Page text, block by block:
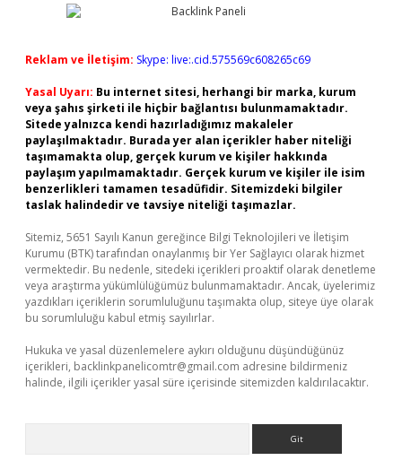
Reklam ve İletişim: Skype: live:.cid.575569c608265c69
Yasal Uyarı: Bu internet sitesi, herhangi bir marka, kurum
veya şahıs şirketi ile hiçbir bağlantısı bulunmamaktadır.
Sitede yalnızca kendi hazırladığımız makaleler
paylaşılmaktadır. Burada yer alan içerikler haber niteliği
taşımamakta olup, gerçek kurum ve kişiler hakkında
paylaşım yapılmamaktadır. Gerçek kurum ve kişiler ile isim
benzerlikleri tamamen tesadüfidir. Sitemizdeki bilgiler
taslak halindedir ve tavsiye niteliği taşımazlar.
Sitemiz, 5651 Sayılı Kanun gereğince Bilgi Teknolojileri ve İletişim
Kurumu (BTK) tarafından onaylanmış bir Yer Sağlayıcı olarak hizmet
vermektedir. Bu nedenle, sitedeki içerikleri proaktif olarak denetleme
veya araştırma yükümlülüğümüz bulunmamaktadır. Ancak, üyelerimiz
yazdıkları içeriklerin sorumluluğunu taşımakta olup, siteye üye olarak
bu sorumluluğu kabul etmiş sayılırlar.
Hukuka ve yasal düzenlemelere aykırı olduğunu düşündüğünüz
içerikleri, backlinkpanelicomtr@gmail.com adresine bildirmeniz
halinde, ilgili içerikler yasal süre içerisinde sitemizden kaldırılacaktır.